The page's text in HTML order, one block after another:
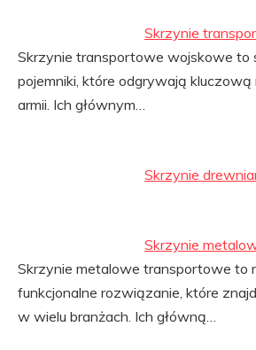
Skrzynie
Skrzynie transportowe wojskowe to
pojemniki, które odgrywają
armii. Ich głównym…
Skrzynie
Skrzynie
Skrzynie metalowe transportowe to
funkcjonalne rozwiązanie, które
w wielu branżach. Ich główną…